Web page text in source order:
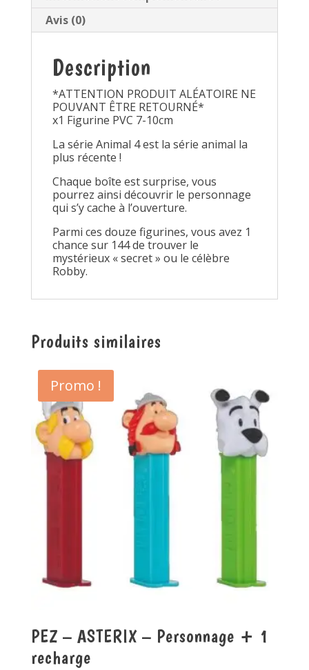
Avis (0)
Description
*ATTENTION PRODUIT ALÉATOIRE NE
POUVANT ÊTRE RETOURNÉ*
x1 Figurine PVC 7-10cm
La série Animal 4 est la série animal la
plus récente !
Chaque boîte est surprise, vous
pourrez ainsi découvrir le personnage
qui s’y cache à l’ouverture.
Parmi ces douze figurines, vous avez 1
chance sur 144 de trouver le
mystérieux « secret » ou le célèbre
Robby.
Produits similaires
Promo !
PEZ – ASTERIX – Personnage + 1
recharge